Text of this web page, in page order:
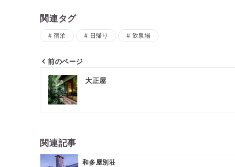
関連タグ
宿泊 日帰り 飲泉場
投
稿
ナ
ゲ
ー
前のページ
大正屋
関連記事
和多屋別荘